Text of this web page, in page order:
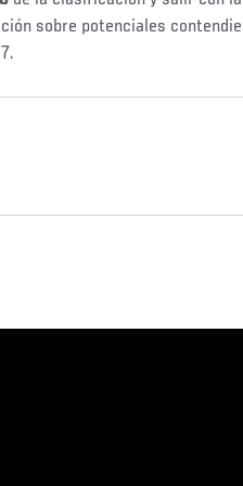
sobre potenciales